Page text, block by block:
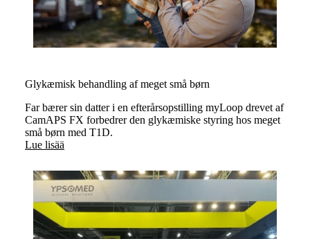
Glykæmisk behandling af meget små børn
Far bærer sin datter i en efterårsopstilling myLoop drevet af
CamAPS FX forbedrer den glykæmiske styring hos meget
små børn med T1D.
Lue lisää